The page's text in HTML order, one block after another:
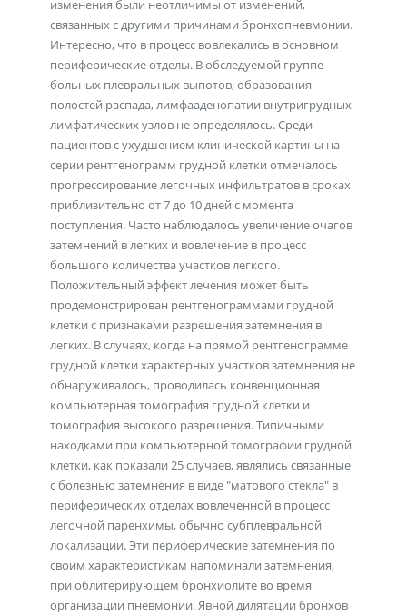
изменения были неотличимы от изменений,
связанных с другими причинами бронхопневмонии.
Интересно, что в процесс вовлекались в основном
периферические отделы. В обследуемой группе
больных плевральных выпотов, образования
полостей распада, лимфааденопатии внутригрудных
лимфатических узлов не определялось. Среди
пациентов с ухудшением клинической картины на
серии рентгенограмм грудной клетки отмечалось
прогрессирование легочных инфильтратов в сроках
приблизительно от 7 до 10 дней с момента
поступления. Часто наблюдалось увеличение очагов
затемнений в легких и вовлечение в процесс
большого количества участков легкого.
Положительный эффект лечения может быть
продемонстрирован рентгенограммами грудной
клетки с признаками разрешения затемнения в
легких. В случаях, когда на прямой рентгенограмме
грудной клетки характерных участков затемнения не
обнаруживалось, проводилась конвенционная
компьютерная томография грудной клетки и
томография высокого разрешения. Типичными
находками при компьютерной томографии грудной
клетки, как показали 25 случаев, являлись связанные
с болезнью затемнения в виде "матового стекла" в
периферических отделах вовлеченной в процесс
легочной паренхимы, обычно субплевральной
локализации. Эти периферические затемнения по
своим характеристикам напоминали затемнения,
при облитерирующем бронхиолите во время
организации пневмонии. Явной дилятации бронхов